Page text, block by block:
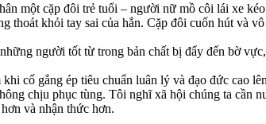
một cặp đôi trẻ tuổi – người nữ mồ côi lái xe
thoát khỏi tay sai của hắn. Cặp đôi cuốn hút và
người tốt từ trong bản chất bị đẩy đến bờ
cố gắng ép tiêu chuẩn luân lý và đạo đức cao
chịu phục tùng. Tôi nghĩ xã hội chúng ta cần
và nhận thức hơn.